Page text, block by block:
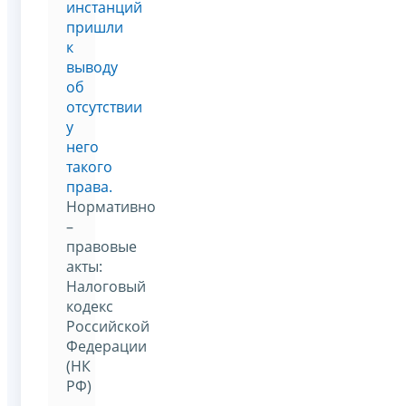
инстанций
пришли
к
выводу
об
отсутствии
у
него
такого
права.
Нормативно
–
правовые
акты:
Налоговый
кодекс
Российской
Федерации
(НК
РФ)